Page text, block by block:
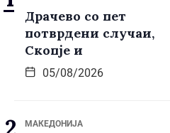
Драчево со пет
потврдени случаи,
Скопје и
05/08/2026
МАКЕДОНИЈА